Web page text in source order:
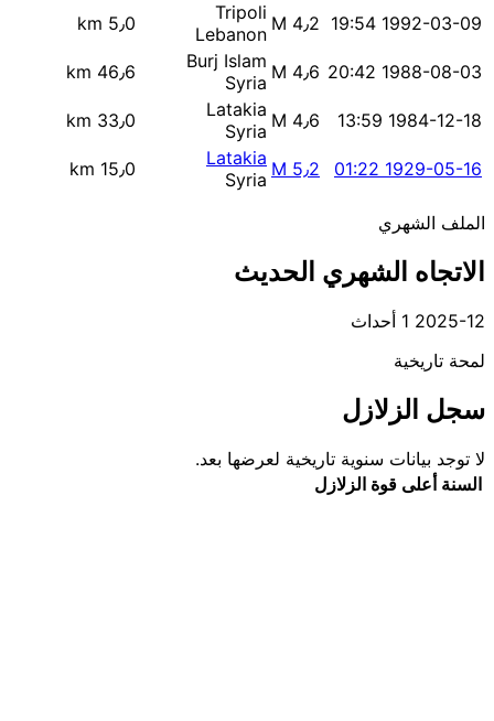
1992-03-09 19:54 M 4٫2 Tripoli
Lebanon
5٫0 km
1988-08-03 20:42 M 4٫6 Burj Islam
Syria
46٫6 km
1984-12-18 13:59 M 4٫6 Latakia
Syria
33٫0 km
1929-05-16 01:22 M 5٫2 Latakia
Syria
15٫0 km
الملف الشهري
الاتجاه الشهري الحديث
2025-12 1 أحداث
لمحة تاريخية
سجل الزلازل
لا توجد بيانات سنوية تاريخية لعرضها بعد.
السنة أعلى قوة الزلازل